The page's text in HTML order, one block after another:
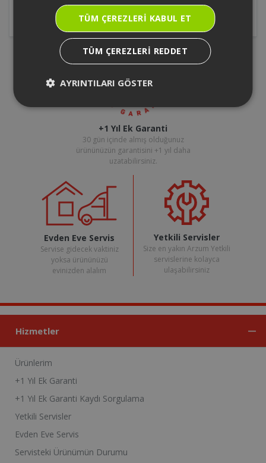
Waffle Makinesi
+1 Yıl Ek Garanti
30 gün içinde almış olduğunuz
ürününüzün garantisini +1 yıl daha
uzatabilirsiniz.
Evden Eve Servis
Servise gidecek vaktiniz
yoksa ürününüzü
evinizden alalım
Yetkili Servisler
Size en yakın Arzum Yetkili
servislerine kolayca
ulaşabilirsiniz
Hizmetler
Ürünlerim
+1 Yıl Ek Garanti
+1 Yıl Ek Garanti Kaydı Sorgulama
Yetkili Servisler
Evden Eve Servis
Servisteki Ürünümün Durumu
TÜM ÇEREZLERI KABUL ET
TÜM ÇEREZLERI REDDET
AYRINTILARI GÖSTER